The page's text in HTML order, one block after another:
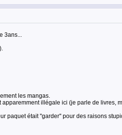
3ans...
les mangas.
illégale ici (je parle de livres,
paquet était ''garder'' pour des raisons